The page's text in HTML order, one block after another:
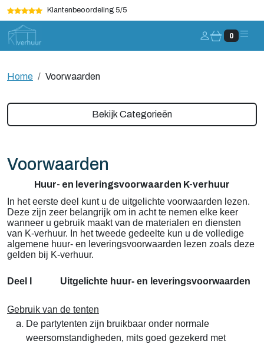
Klantenbeoordeling 5/5
Account 0
Home Voorwaarden
Bekijk Categorieën
Voorwaarden
Huur- en leveringsvoorwaarden K-verhuur
In het eerste deel kunt u de uitgelichte voorwaarden lezen.
Deze zijn zeer belangrijk om in acht te nemen elke keer
wanneer u gebruik maakt van de materialen en diensten
van K-verhuur. In het tweede gedeelte kun u de volledige
algemene huur- en leveringsvoorwaarden lezen zoals deze
gelden bij K-verhuur.
Deel I Uitgelichte huur- en leveringsvoorwaarden
Gebruik van de tenten
De partytenten zijn bruikbaar onder normale
weersomstandigheden, mits goed gezekerd met